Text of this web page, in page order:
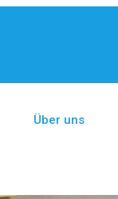
Über uns